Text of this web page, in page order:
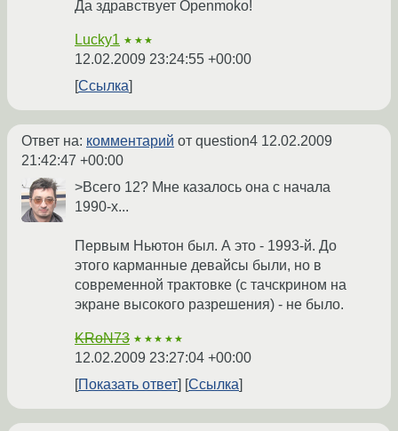
Да здравствует Openmoko!
Lucky1 ★★★
12.02.2009 23:24:55 +00:00
Ссылка
Ответ на: комментарий от question4 12.02.2009
21:42:47 +00:00
>Всего 12? Мне казалось она с начала
1990-х...
Первым Ньютон был. А это - 1993-й. До
этого карманные девайсы были, но в
современной трактовке (с тачскрином на
экране высокого разрешения) - не было.
KRoN73 ★★★★★
12.02.2009 23:27:04 +00:00
Показать ответ
Ссылка